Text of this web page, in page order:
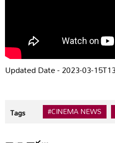
Updated Date - 2023-03-
Tags #CINEMA NEWS